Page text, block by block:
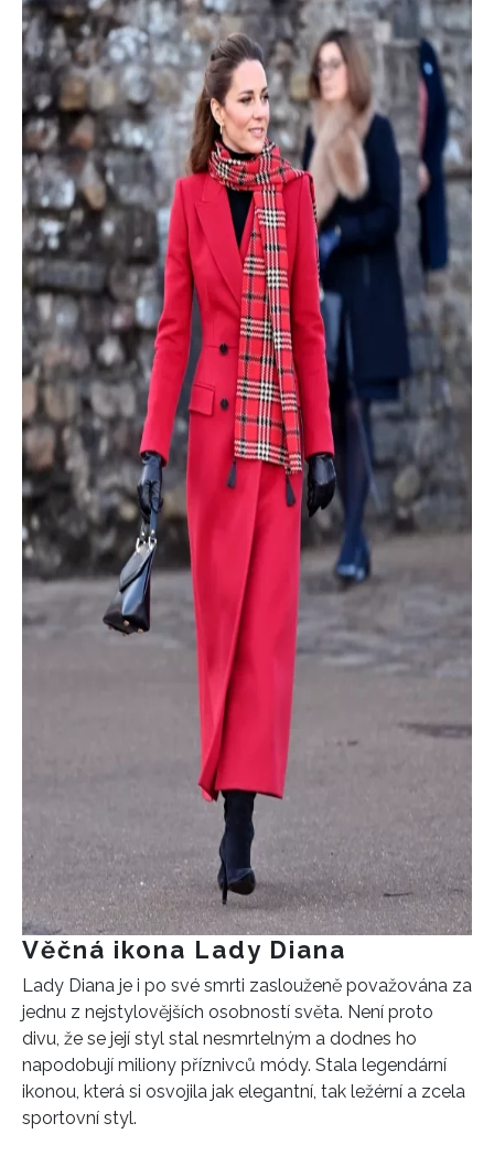
INFORMACE
REDAKCE
Věčná ikona Lady Diana
Lady Diana je i po své smrti zaslouženě považována za
jednu z nejstylovějších osobností světa. Není proto
divu, že se její styl stal nesmrtelným a dodnes ho
napodobují miliony příznivců módy. Stala legendární
ikonou, která si osvojila jak elegantní, tak ležérní a zcela
sportovní styl.